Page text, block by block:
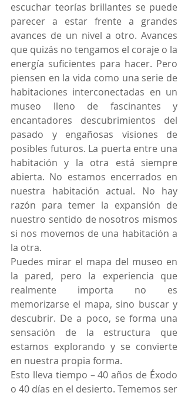
escuchar teorías brillantes se puede
parecer a estar frente a grandes
avances de un nivel a otro. Avances
que quizás no tengamos el coraje o la
energía suficientes para hacer. Pero
piensen en la vida como una serie de
habitaciones interconectadas en un
museo lleno de fascinantes y
encantadores descubrimientos del
pasado y engañosas visiones de
posibles futuros. La puerta entre una
habitación y la otra está siempre
abierta. No estamos encerrados en
nuestra habitación actual. No hay
razón para temer la expansión de
nuestro sentido de nosotros mismos
si nos movemos de una habitación a
la otra.
Puedes mirar el mapa del museo en
la pared, pero la experiencia que
realmente importa no es
memorizarse el mapa, sino buscar y
descubrir. De a poco, se forma una
sensación de la estructura que
estamos explorando y se convierte
en nuestra propia forma.
Esto lleva tiempo – 40 años de Éxodo
o 40 días en el desierto. Tememos ser